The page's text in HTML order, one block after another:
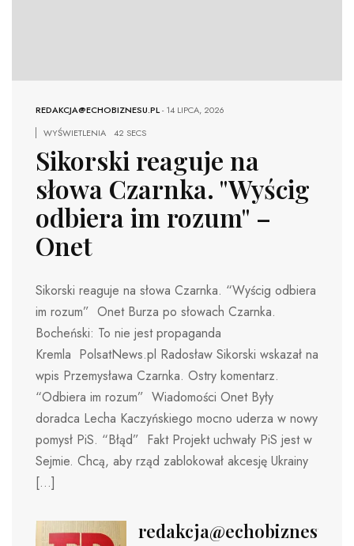
REDAKCJA@ECHOBIZNESU.PL-14 LIPCA, 2026
WYŚWIETLENIA
42 SECS
Sikorski reaguje na
słowa Czarnka. "Wyścig
odbiera im rozum" –
Onet
Sikorski reaguje na słowa Czarnka. “Wyścig odbiera
im rozum” Onet Burza po słowach Czarnka.
Bocheński: To nie jest propaganda
Kremla PolsatNews.pl Radosław Sikorski wskazał na
wpis Przemysława Czarnka. Ostry komentarz.
“Odbiera im rozum” Wiadomości Onet Były
doradca Lecha Kaczyńskiego mocno uderza w nowy
pomysł PiS. “Błąd” Fakt Projekt uchwały PiS jest w
Sejmie. Chcą, aby rząd zablokował akcesję Ukrainy
[…]
redakcja@echobiznesu.pl